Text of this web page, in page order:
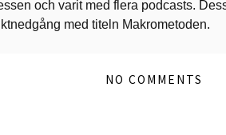
och varit med flera podcasts.
med titeln Makrometoden.
NO COMMENTS